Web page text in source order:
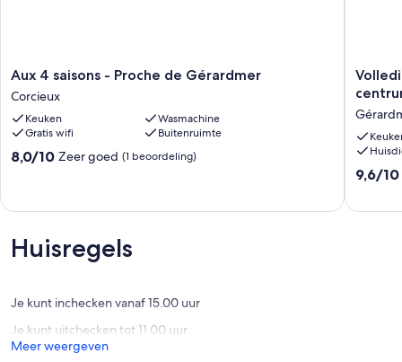
Aux
4
saisons
-
Proche
de
Aux 4 saisons - Proche de Gérardmer
Corcieux
Keuken
Wasmachine
Gratis wifi
Buitenruimte
8.0
(1
beoordeling)
8,0/10 Zeer goed (1 beoordeling)
Volledig
paar,
het
in
de
9.6
9,6/10
Huisregels
Je kunt inchecken vanaf 15.00 uur
Je kunt uitchecken tot 11.00 uur
Meer weergeven